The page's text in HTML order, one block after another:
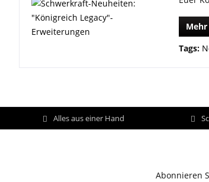
Tags:
Alles aus einer Hand
Abonnieren